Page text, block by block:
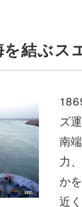
結ぶス
ズ
南
力
か
近